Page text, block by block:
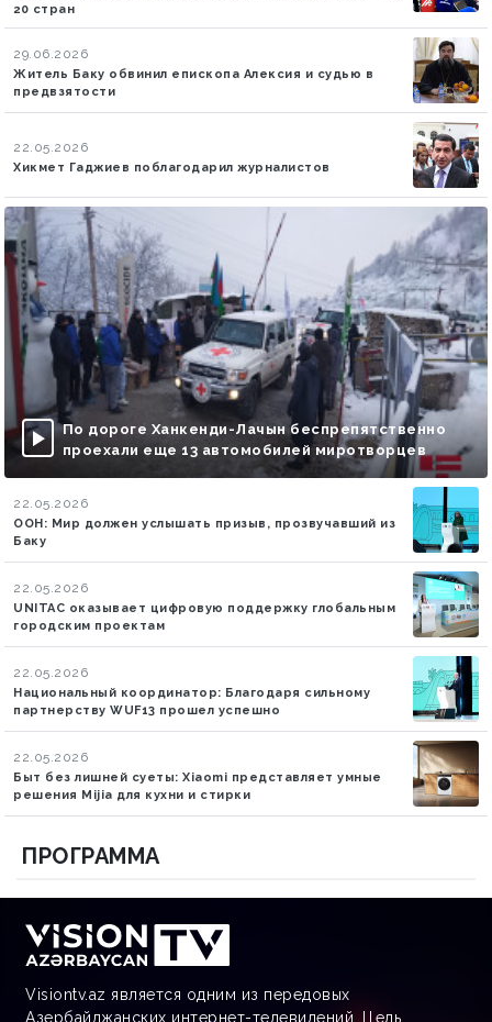
20 стран
29.06.2026
Житель Баку обвинил епископа Алексия и судью в
предвзятости
22.05.2026
Хикмет Гаджиев поблагодарил журналистов
По дороге Ханкенди-Лачын беспрепятственно
проехали еще 13 автомобилей миротворцев
22.05.2026
ООН: Мир должен услышать призыв, прозвучавший из
Баку
22.05.2026
UNITAC оказывает цифровую поддержку глобальным
городским проектам
22.05.2026
Национальный координатор: Благодаря сильному
партнерству WUF13 прошел успешно
22.05.2026
Быт без лишней суеты: Xiaomi представляет умные
решения Mijia для кухни и стирки
ПРОГРАММА
Visiontv.az является одним из передовых
Азербайджанских интернет-телевидений. Цель